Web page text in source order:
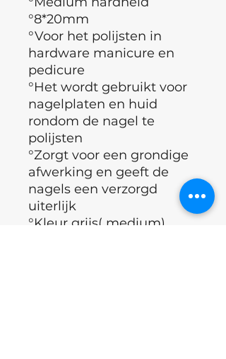
°8*20mm
°Voor het polijsten in
hardware manicure en
pedicure
°Het wordt gebruikt voor
nagelplaten en huid
rondom de nagel te
polijsten
°Zorgt voor een grondige
afwerking en geeft de
nagels een verzorgd
uiterlijk
°Kleur grijs( medium)